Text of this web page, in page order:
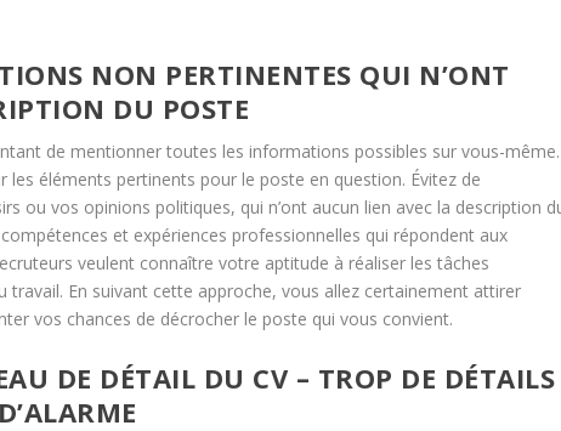
NON PERTINENTES QUI N’ONT
DU POSTE
de mentionner toutes les informations possibles sur vous-même.
éléments pertinents pour le poste en question. Évitez de
ou vos opinions politiques, qui n’ont aucun lien avec la description
et expériences professionnelles qui répondent aux
veulent connaître votre aptitude à réaliser les tâches
travail. En suivant cette approche, vous allez certainement attirer
vos chances de décrocher le poste qui vous convient.
DE DÉTAIL DU CV – TROP DE DÉTAILS